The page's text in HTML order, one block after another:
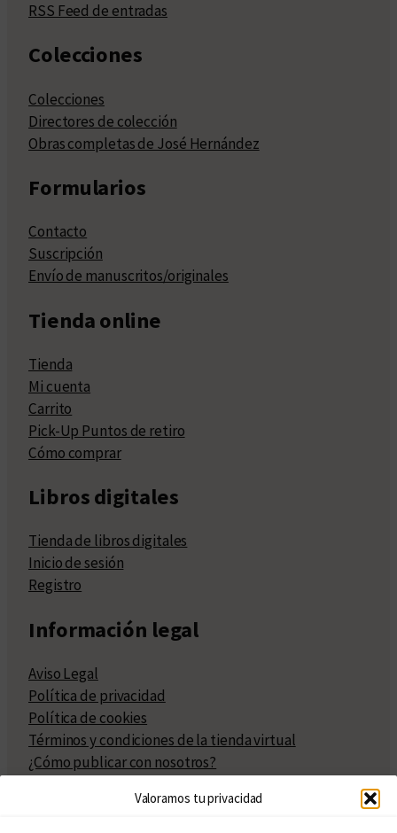
Valoramos tu privacidad
RSS Feed de entradas
Colecciones
Colecciones
Directores de colección
Obras completas de José Hernández
Formularios
Contacto
Suscripción
Envío de manuscritos/originales
Tienda online
Tienda
Mi cuenta
Carrito
Pick-Up Puntos de retiro
Cómo comprar
Libros digitales
Tienda de libros digitales
Inicio de sesión
Registro
Información legal
Aviso Legal
Política de privacidad
Política de cookies
Términos y condiciones de la tienda virtual
¿Cómo publicar con nosotros?
Políticas de publicación